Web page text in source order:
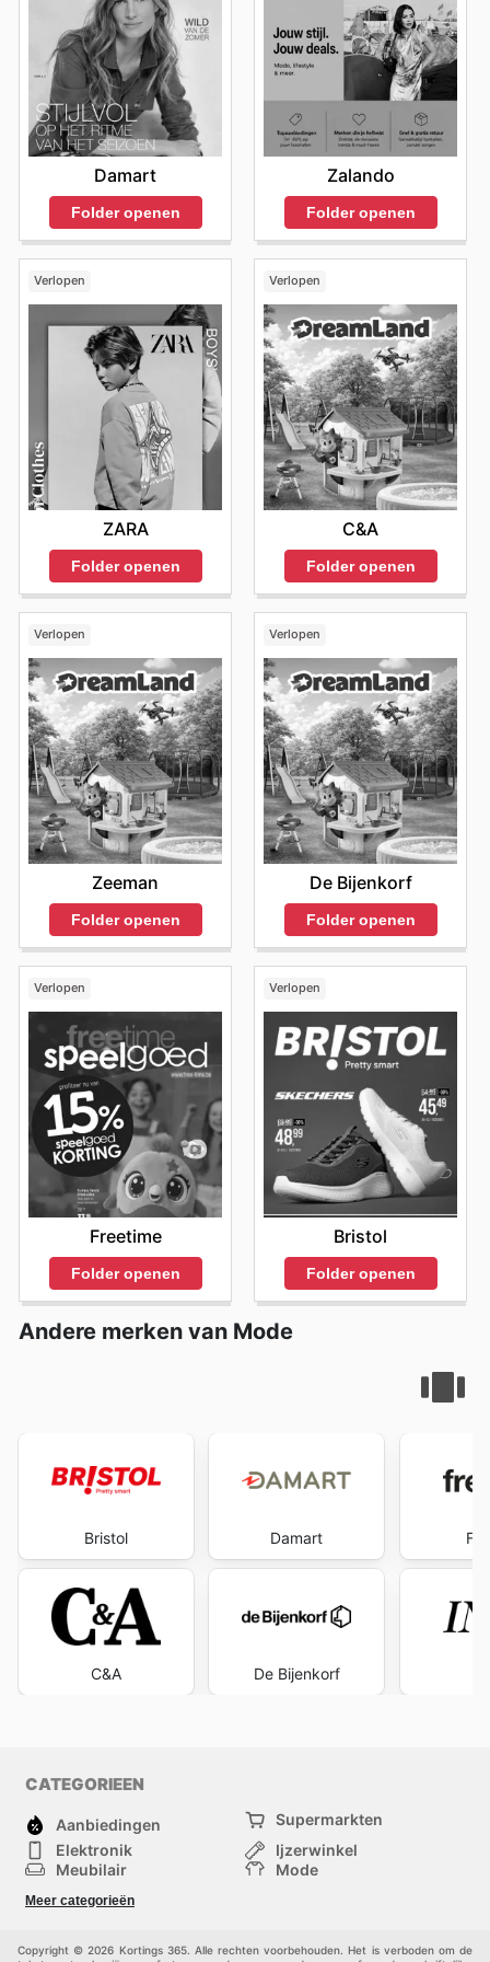
Damart
Folder openen
Zalando
Folder openen
Verlopen
ZARA
Folder openen
Verlopen
C&A
Folder openen
Verlopen
Zeeman
Folder openen
Verlopen
De Bijenkorf
Folder openen
Verlopen
Freetime
Folder openen
Verlopen
Bristol
Folder openen
Andere merken van Mode
Bristol
C&A
Damart
De Bijenkorf
CATEGORIEEN
Aanbiedingen
Supermarkten
Elektronik
Ijzerwinkel
Meubilair
Mode
Schoonheid
Meer categorieën
Copyright © 2026 Kortings 365. Alle rechten voorbehouden. Het is verboden om de